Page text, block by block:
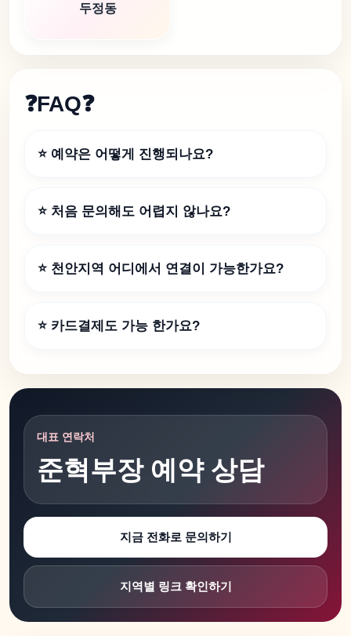
두정동
❓FAQ❓
⭐ 예약은 어떻게 진행되나요?
⭐ 처음 문의해도 어렵지 않나요?
⭐ 천안지역 어디에서 연결이 가능한가요?
⭐ 카드결제도 가능 한가요?
대표 연락처
준혁부장 예약 상담
지금 전화로 문의하기
지역별 링크 확인하기